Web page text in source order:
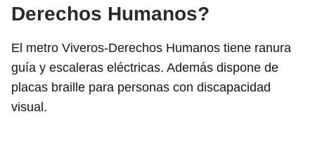
Derechos Humanos?
El metro Viveros-Derechos Humanos tiene ranura
guía y escaleras eléctricas. Además dispone de
placas braille para personas con discapacidad
visual.